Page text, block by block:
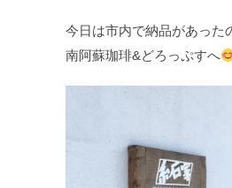
今日は市内で納品があった
南阿蘇珈琲&どろっぷすへ